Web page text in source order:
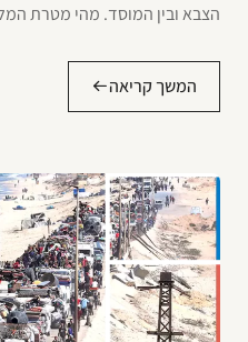
הצבא ובין המוסד. מהי מטרת
המשך קריאה